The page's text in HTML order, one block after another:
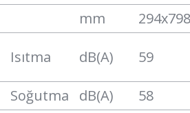
mm
Isıtma dB(A) 59
Soğutma dB(A)
58